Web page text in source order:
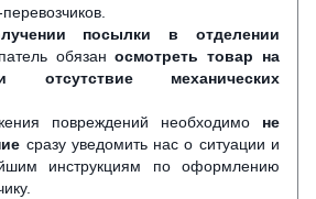
посылки в отделении
обязаносмотреть товар на
отсутствие механических
повреждений необходимо не
сразу уведомить нас о ситуации и
инструкциям по оформлению